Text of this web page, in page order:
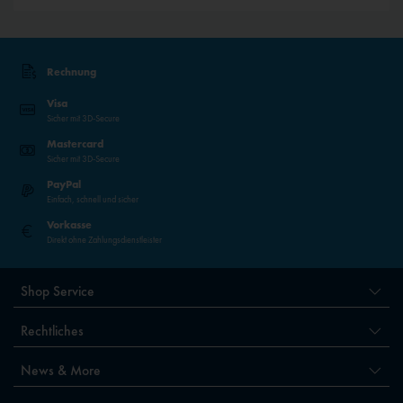
Rechnung
Visa
Sicher mit 3D-Secure
Mastercard
Sicher mit 3D-Secure
PayPal
Einfach, schnell und sicher
Vorkasse
Direkt ohne Zahlungsdienstleister
Shop Service
Rechtliches
News & More